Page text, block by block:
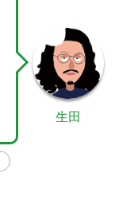
生田